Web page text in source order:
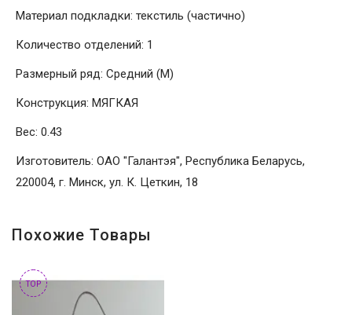
Материал подкладки: текстиль (частично)
Количество отделений: 1
Размерный ряд: Средний (M)
Конструкция: МЯГКАЯ
Вес: 0.43
Изготовитель: ОАО "Галантэя", Республика Беларусь,
220004, г. Минск, ул. К. Цеткин, 18
Похожие Товары
TOP